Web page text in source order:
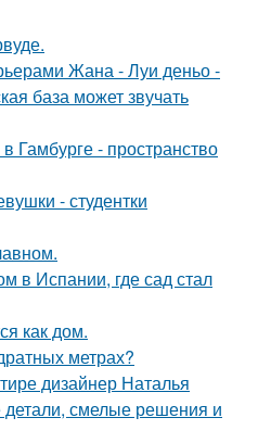
Жана - Луи деньо -
база может звучать
Гамбурге - пространство
- студентки
в Испании, где сад стал
как дом.
метрах?
дизайнер Наталья
детали, смелые решения и